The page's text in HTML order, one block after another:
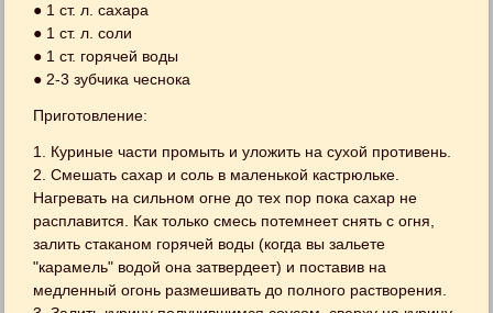
● 1 ст. л. сахара
● 1 ст. л. соли
● 1 ст. горячей воды
● 2-3 зубчика чеснока
Приготовление:
1. Куриные части промыть и уложить на сухой противень.
2. Смешать сахар и соль в маленькой кастрюльке.
Нагревать на сильном огне до тех пор пока сахар не
расплавится. Как только смесь потемнеет снять с огня,
залить стаканом горячей воды (когда вы зальете
"карамель" водой она затвердеет) и поставив на
медленный огонь размешивать до полного растворения.